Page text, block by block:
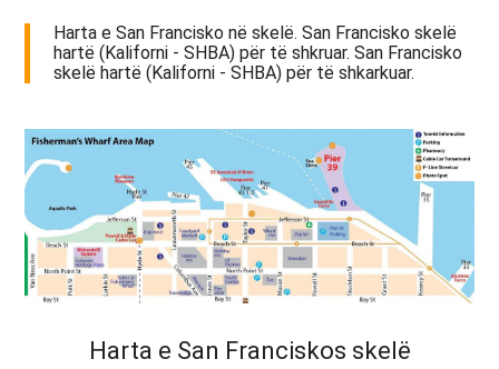
Harta e San Francisko në skelë. San Francisko skelë
hartë (Kaliforni - SHBA) për të shkruar. San Francisko
skelë hartë (Kaliforni - SHBA) për të shkarkuar.
Harta e San Franciskos skelë